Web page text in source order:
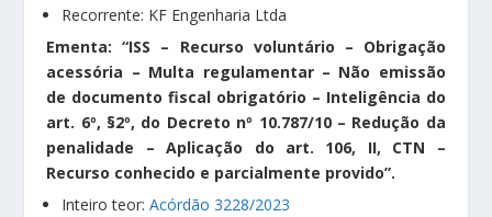
Recorrente: KF Engenharia Ltda
Ementa: “ISS – Recurso voluntário – Obrigação
acessória – Multa regulamentar – Não emissão
de documento fiscal obrigatório – Inteligência do
art. 6º, §2º, do Decreto nº 10.787/10 – Redução da
penalidade – Aplicação do art. 106, II, CTN –
Recurso conhecido e parcialmente provido”.
Inteiro teor:Acórdão 3228/2023